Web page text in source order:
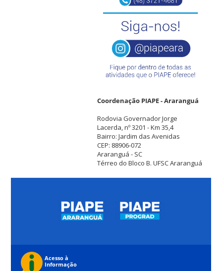
Coordenação PIAPE - Araranguá
Rodovia Governador Jorge
Lacerda, nº 3201 - Km 35,4
Bairro: Jardim das Avenidas
CEP: 88906-072
Araranguá - SC
Térreo do Bloco B. UFSC Araranguá